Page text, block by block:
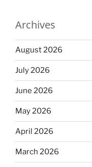
Archives
August 2026
July 2026
June 2026
May 2026
April 2026
March 2026